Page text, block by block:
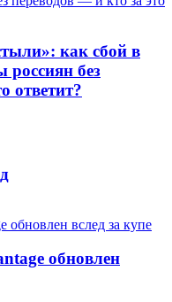
как сбой в
без
ответит?
обновлен